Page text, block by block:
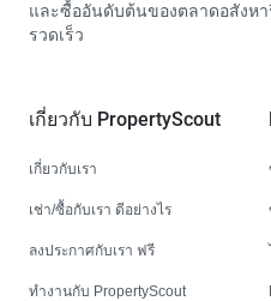
และซื้ออันดับต้นของตลาดอสังหา
รวดเร็ว
เกี่ยวกับ PropertyScout
เกี่ยวกับเรา
เช่า/ซื้อกับเรา ดีอย่างไร
ลงประกาศกับเรา ฟรี
ทำงานกับ PropertyScout